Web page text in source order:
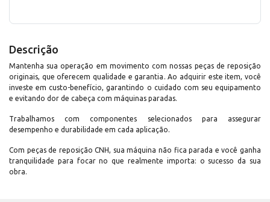
Descrição
Mantenha sua operação em movimento com nossas peças de reposição
originais, que oferecem qualidade e garantia. Ao adquirir este item, você
investe em custo-benefício, garantindo o cuidado com seu equipamento
e evitando dor de cabeça com máquinas paradas.
Trabalhamos com componentes selecionados para assegurar
desempenho e durabilidade em cada aplicação.
Com peças de reposição CNH, sua máquina não fica parada e você ganha
tranquilidade para focar no que realmente importa: o sucesso da sua
obra.